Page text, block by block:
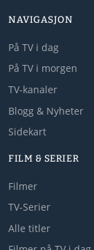
NAVIGASJON
På TV i dag
På TV i morgen
TV-kanaler
Blogg & Nyheter
Sidekart
FILM & SERIER
Filmer
TV-Serier
Alle titler